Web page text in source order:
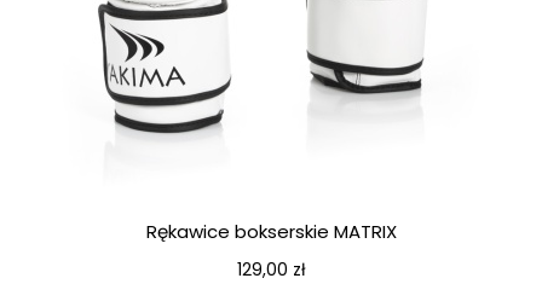
Rękawice bokserskie MATRIX
129,00 zł